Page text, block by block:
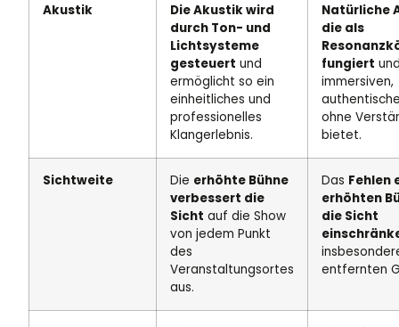
Akustik
Die Akustik wird
durch Ton- und
Lichtsysteme
gesteuert und
ermöglicht so ein
einheitliches und
professionelles
Klangerlebnis.
Natürliche
die als
fungiert
immersiven,
ohne
bietet.
Sichtweite Die erhöhte Bühne
verbessert die
Sicht auf die Show
von jedem Punkt
des
Veranstaltungsortes
aus.
Das Fehlen
erhöhten
die Sicht
entfernten